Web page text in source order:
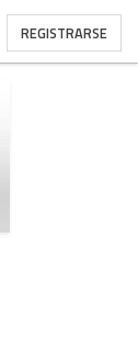
REGISTRARSE